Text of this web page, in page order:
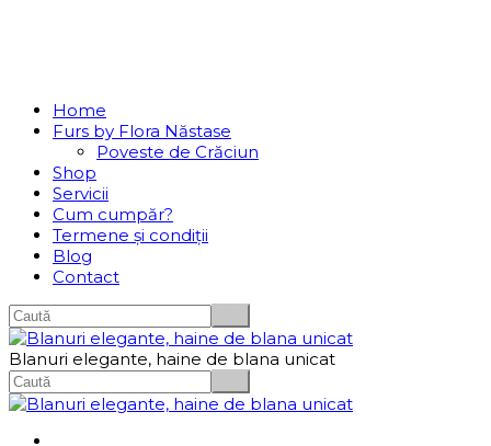
Home
Furs by Flora Năstase
Poveste de Crăciun
Shop
Servicii
Cum cumpăr?
Termene și condiții
Blog
Contact
Blanuri elegante, haine de blana unicat